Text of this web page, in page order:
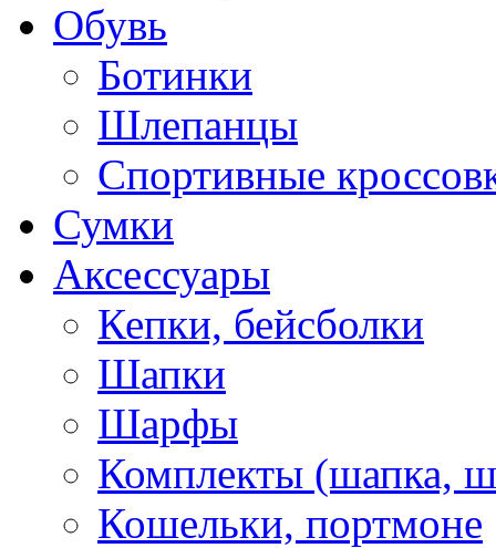
Обувь
Ботинки
Шлепанцы
Спортивные
Сумки
Аксессуары
Кепки, бейсболки
Шапки
Шарфы
Комплекты (шапка,
Кошельки, портмоне